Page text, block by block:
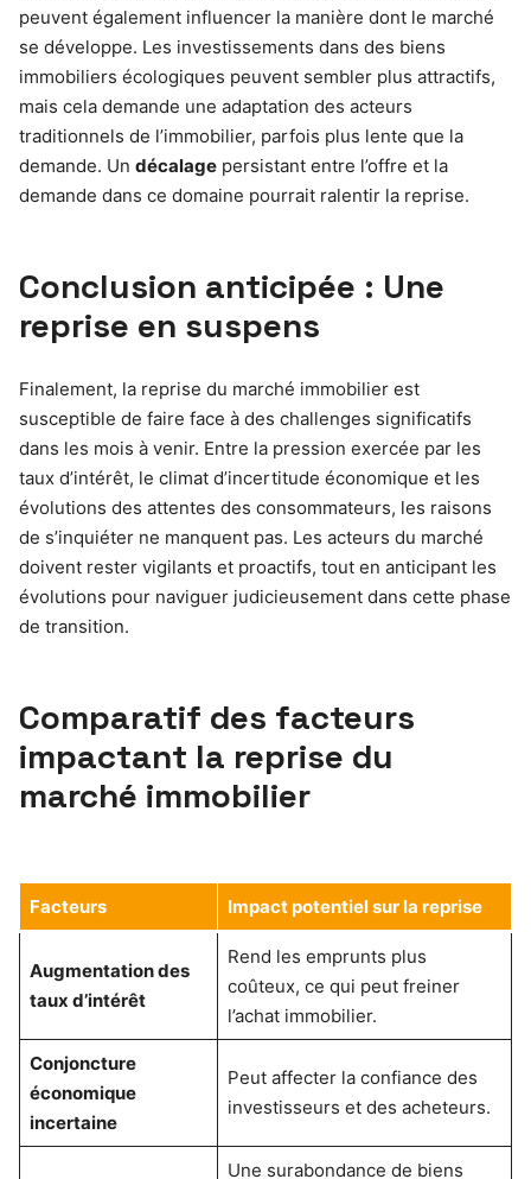
peuvent également influencer la manière dont le marché
se développe. Les investissements dans des biens
immobiliers écologiques peuvent sembler plus attractifs,
mais cela demande une adaptation des acteurs
traditionnels de l’immobilier, parfois plus lente que la
demande. Un décalage persistant entre l’offre et la
demande dans ce domaine pourrait ralentir la reprise.
Conclusion anticipée : Une
reprise en suspens
Finalement, la reprise du marché immobilier est
susceptible de faire face à des challenges significatifs
dans les mois à venir. Entre la pression exercée par les
taux d’intérêt, le climat d’incertitude économique et les
évolutions des attentes des consommateurs, les raisons
de s’inquiéter ne manquent pas. Les acteurs du marché
doivent rester vigilants et proactifs, tout en anticipant les
évolutions pour naviguer judicieusement dans cette phase
de transition.
Comparatif des facteurs
impactant la reprise du
marché immobilier
Facteurs Impact potentiel sur la reprise
Augmentation des
taux d’intérêt
Rend les emprunts plus
coûteux, ce qui peut freiner
l’achat immobilier.
Conjoncture
économique
incertaine
Peut affecter la confiance des
investisseurs et des acheteurs.
Une surabondance de biens